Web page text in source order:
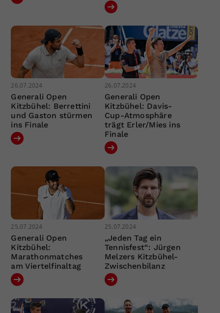
26.07.2024
Generali Open
Kitzbühel: Berrettini
und Gaston stürmen
ins Finale
26.07.2024
Generali Open
Kitzbühel: Davis-
Cup-Atmosphäre
trägt Erler/Mies ins
Finale
25.07.2024
Generali Open
Kitzbühel:
Marathonmatches
am Viertelfinaltag
25.07.2024
„Jeden Tag ein
Tennisfest“: Jürgen
Melzers Kitzbühel-
Zwischenbilanz